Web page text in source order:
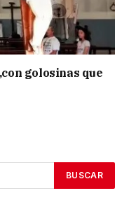
golosinas que